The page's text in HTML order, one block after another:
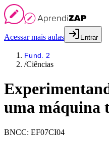
Acessar mais aulas Entrar
Fund. 2
/Ciências
uma máquina
BNCC: EF07CI04